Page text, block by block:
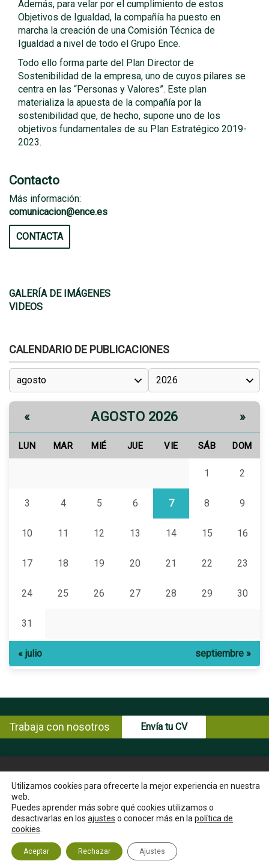
Además, para velar por el cumplimiento de estos
Objetivos de Igualdad, la compañía ha puesto en
marcha la creación de una Comisión Técnica de
Igualdad a nivel de todo el Grupo Ence.
Todo ello forma parte del Plan Director de
Sostenibilidad de la empresa, uno de cuyos pilares se
centra en las “Personas y Valores”. Este plan
materializa la apuesta de la compañía por la
sostenibilidad que, de hecho, supone uno de los
objetivos fundamentales de su Plan Estratégico 2019-
2023.
Contacto
Más información:
comunicacion@ence.es
CONTACTA
GALERÍA DE IMÁGENES
VIDEOS
CALENDARIO DE PUBLICACIONES
« AGOSTO 2026 »
LUN MAR MIÉ JUE VIE SÁB DOM
1 2
3 4 5 6 7 8 9
10 11 12 13 14 15 16
17 18 19 20 21 22 23
24 25 26 27 28 29 30
31
« julio septiembre »
Trabaja con nosotros Envía tu CV
© Copyright ENCE 2026 MAPA WEB
AVISO LEGAL
INSTRUCCIONES PARA EL EJERCICIO DE DERECHOS DEL
INTERESADO
Utilizamos cookies para ofrecerte la mejor experiencia en nuestra
web.
Puedes aprender más sobre qué cookies utilizamos o
desactivarlas en los ajustes o conocer más en la política de
cookies
Aceptar Rechazar Ajustes